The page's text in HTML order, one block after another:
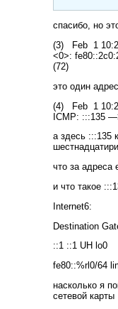
спасибо, но
(3) Feb 1
<0>:
(72)
это один
(4) Feb 1
ICMP: :::135
а здесь :::135
что за адреса
и что такое
Internet6:
Destination
::1 ::1 UH lo0
fe80::%rl0/64
насколько я
сетевой карты